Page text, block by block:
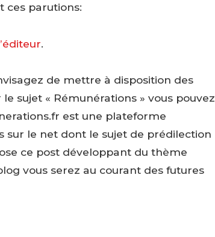
ces parutions:
.
de mettre à disposition des
sujet « Rémunérations » vous pouvez
est une plateforme
sur le net dont le sujet de prédilection
ce post développant du thème
vous serez au courant des futures